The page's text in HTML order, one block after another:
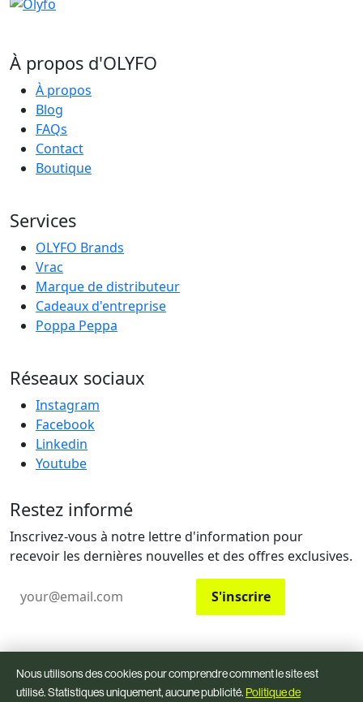
À propos d'OLYFO
À propos
Blog
FAQs
Contact
Boutique
Services
OLYFO Brands
Vrac
Marque de distributeur
Cadeaux d'entreprise
Poppa Peppa
Réseaux sociaux
Instagram
Facebook
Linkedin
Youtube
Restez informé
Inscrivez-vous à notre lettre d'information pour
recevoir les dernières nouvelles et des offres exclusives.
S'inscrire
© 2026OLYFO.All rights reserved.
Nous utilisons des cookies pour comprendre comment le site est
utilisé. Statistiques uniquement, aucune publicité. Politique de
Parlons-en: sales@olyfo.com +216 25 217 199